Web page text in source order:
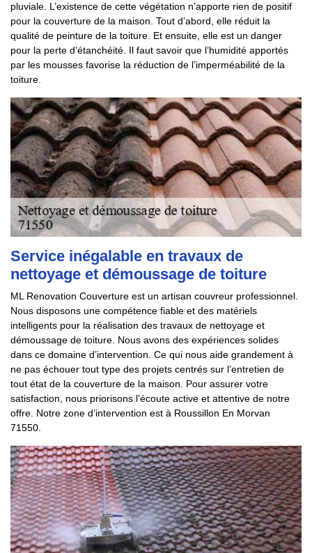
pluviale. L’existence de cette végétation n’apporte rien de positif
pour la couverture de la maison. Tout d’abord, elle réduit la
qualité de peinture de la toiture. Et ensuite, elle est un danger
pour la perte d’étanchéité. Il faut savoir que l’humidité apportés
par les mousses favorise la réduction de l’imperméabilité de la
toiture.
Service inégalable en travaux de
nettoyage et démoussage de toiture
ML Renovation Couverture est un artisan couvreur professionnel.
Nous disposons une compétence fiable et des matériels
intelligents pour la réalisation des travaux de nettoyage et
démoussage de toiture. Nous avons des expériences solides
dans ce domaine d’intervention. Ce qui nous aide grandement à
ne pas échouer tout type des projets centrés sur l’entretien de
tout état de la couverture de la maison. Pour assurer votre
satisfaction, nous priorisons l’écoute active et attentive de notre
offre. Notre zone d’intervention est à Roussillon En Morvan
71550.